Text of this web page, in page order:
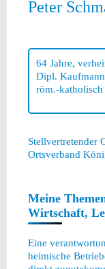
Peter
64 Jahre,
Dipl.
röm.-katholisch
Stellvertretender
Ortsverband
Meine
Wirtschaft,
Eine
heimische